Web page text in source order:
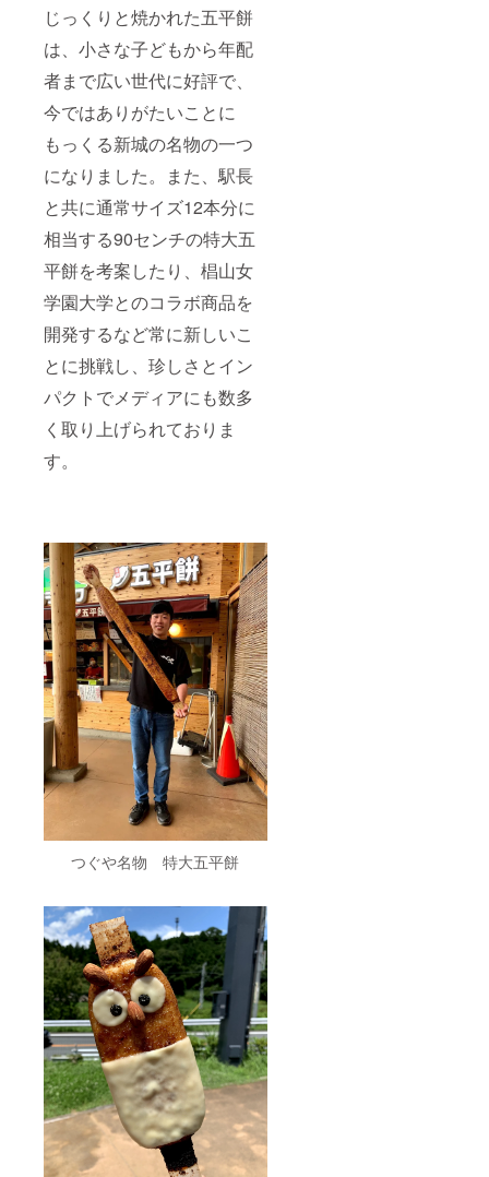
じっくりと焼かれた五平餅
は、小さな子どもから年配
者まで広い世代に好評で、
今ではありがたいことに
もっくる新城の名物の一つ
になりました。また、駅長
と共に通常サイズ12本分に
相当する90センチの特大五
平餅を考案したり、椙山女
学園大学とのコラボ商品を
開発するなど常に新しいこ
とに挑戦し、珍しさとイン
パクトでメディアにも数多
く取り上げられておりま
す。
つぐや名物 特大五平餅